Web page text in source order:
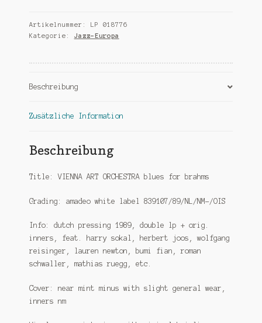
for
brahms-
Menge
Artikelnummer:
LP 018776
Kategorie: Jazz-Europa
Beschreibung
Zusätzliche Information
Beschreibung
Title: VIENNA ART ORCHESTRA blues for brahms
Grading: amadeo white label 839107/89/NL/NM-/OIS
Info: dutch pressing 1989, double lp + orig.
inners, feat. harry sokal, herbert joos, wolfgang
reisinger, lauren newton, bumi fian, roman
schwaller, mathias ruegg, etc.
Cover: near mint minus with slight general wear,
inners nm